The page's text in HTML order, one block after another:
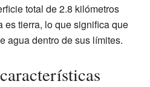
total de 2.8 kilómetros
es tierra, lo que significa que
agua dentro de sus límites.